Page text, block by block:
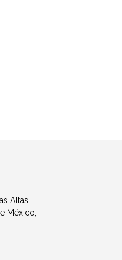
Altas
México,